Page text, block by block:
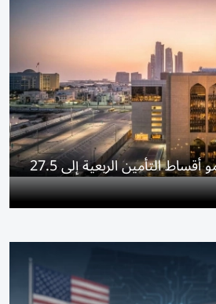
«المركزي»: 15.1% نمو أقساط التأمين الربعية إلى 27.5